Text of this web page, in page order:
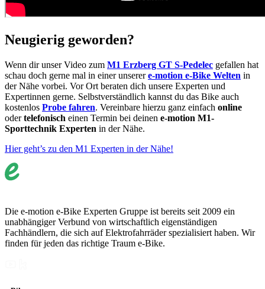
Neugierig geworden?
Wenn dir unser Video zum M1 Erzberg GT S-Pedelec gefallen hat
schau doch gerne mal in einer unserere-motion e-Bike Welten in
der Nähe vorbei. Vor Ort beraten dich unsere Experten und
Expertinnen gerne. Selbstverständlich kannst du das Bike auch
kostenlos Probe fahren. Vereinbare hierzu ganz einfach online
odertelefonisch einen Termin bei deinen e-motion M1-
Sporttechnik Experten in der Nähe.
Hier geht’s zu den M1 Experten in der Nähe!
Die e-motion e-Bike Experten Gruppe ist bereits seit 2009 ein
unabhängiger Verbund von wirtschaftlich eigenständigen
Fachhändlern, die sich auf Elektrofahrräder spezialisiert haben. Wir
finden für jeden das richtige Traum e-Bike.